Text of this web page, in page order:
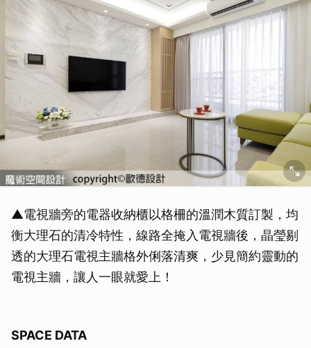
▲電視牆旁的電器收納櫃以格柵的溫潤木質訂製，均
衡大理石的清冷特性，線路全掩入電視牆後，晶瑩剔
透的大理石電視主牆格外俐落清爽，少見簡約靈動的
電視主牆，讓人一眼就愛上！
SPACE DATA